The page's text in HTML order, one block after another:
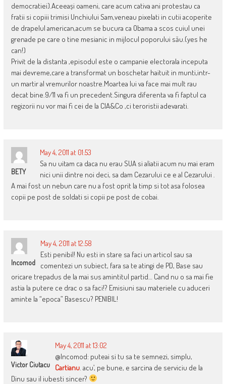
democratiei).Aceeași oameni, care acum cativa ani protestau ca
fratii si copiii trimisi Unchiului Sam,veneau pixelati in cutii acoperite
de drapelul american,acum se bucura ca Obama a scos cuiul unei
grenade pe care o tine mesianic in mijlocul poporului său.(yes he
can!)
Privit de la distanta ,episodul este o campanie electorala inceputa
mai devreme,care a transformat un boschetar haituit in munti,intr-
un martir al vremurilor noastre.Moartea lui va face mai mult rau
decat bine.9/11 va fi un precedent.Singura diferenta va fi faptul ca
regizorii nu vor mai fi cei de la CIA&Co ,ci teroristii adevarati.
BETY
May 4, 2011 at 01:53
Sa nu uitam ca daca nu erau SUA si aliatii acum nu mai eram
nici unii dintre noi deci, sa dam Cezarului ce e al Cezarului .
A mai fost un nebun care nu a fost oprit la timp si tot asa folosea
copii pe post de soldati si copii pe post de cobai.
Incomod
May 4, 2011 at 12:58
Esti penibil! Nu esti in stare sa faci un articol sau sa
comentezi un subiect, fara sa te atingi de PD, Base sau
oricare trepadus de la mai sus amintitul partid… Cand nu o sa mai fie
astia la putere ce drac o sa faci!? Emisiuni sau materiele cu aduceri
aminte la “epoca” Basescu? PENIBIL!
Victor Ciutacu
May 4, 2011 at 13:02
@Incomod: puteai si tu sa te semnezi, simplu,
Cartianu. acu’, pe bune, e sarcina de serviciu de la
Dinu sau il iubesti sincer?